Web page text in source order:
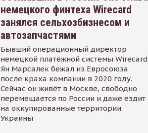
немецкого финтеха Wirecard
занялся сельхозбизнесом и
автозапчастями
Бывший операционный директор
немецкой платёжной системы Wirecard
Ян Марсалек бежал из Евросоюза
после краха компании в 2020 году.
Сейчас он живёт в Москве, свободно
перемещается по России и даже ездит
на оккупированные территории
Украины